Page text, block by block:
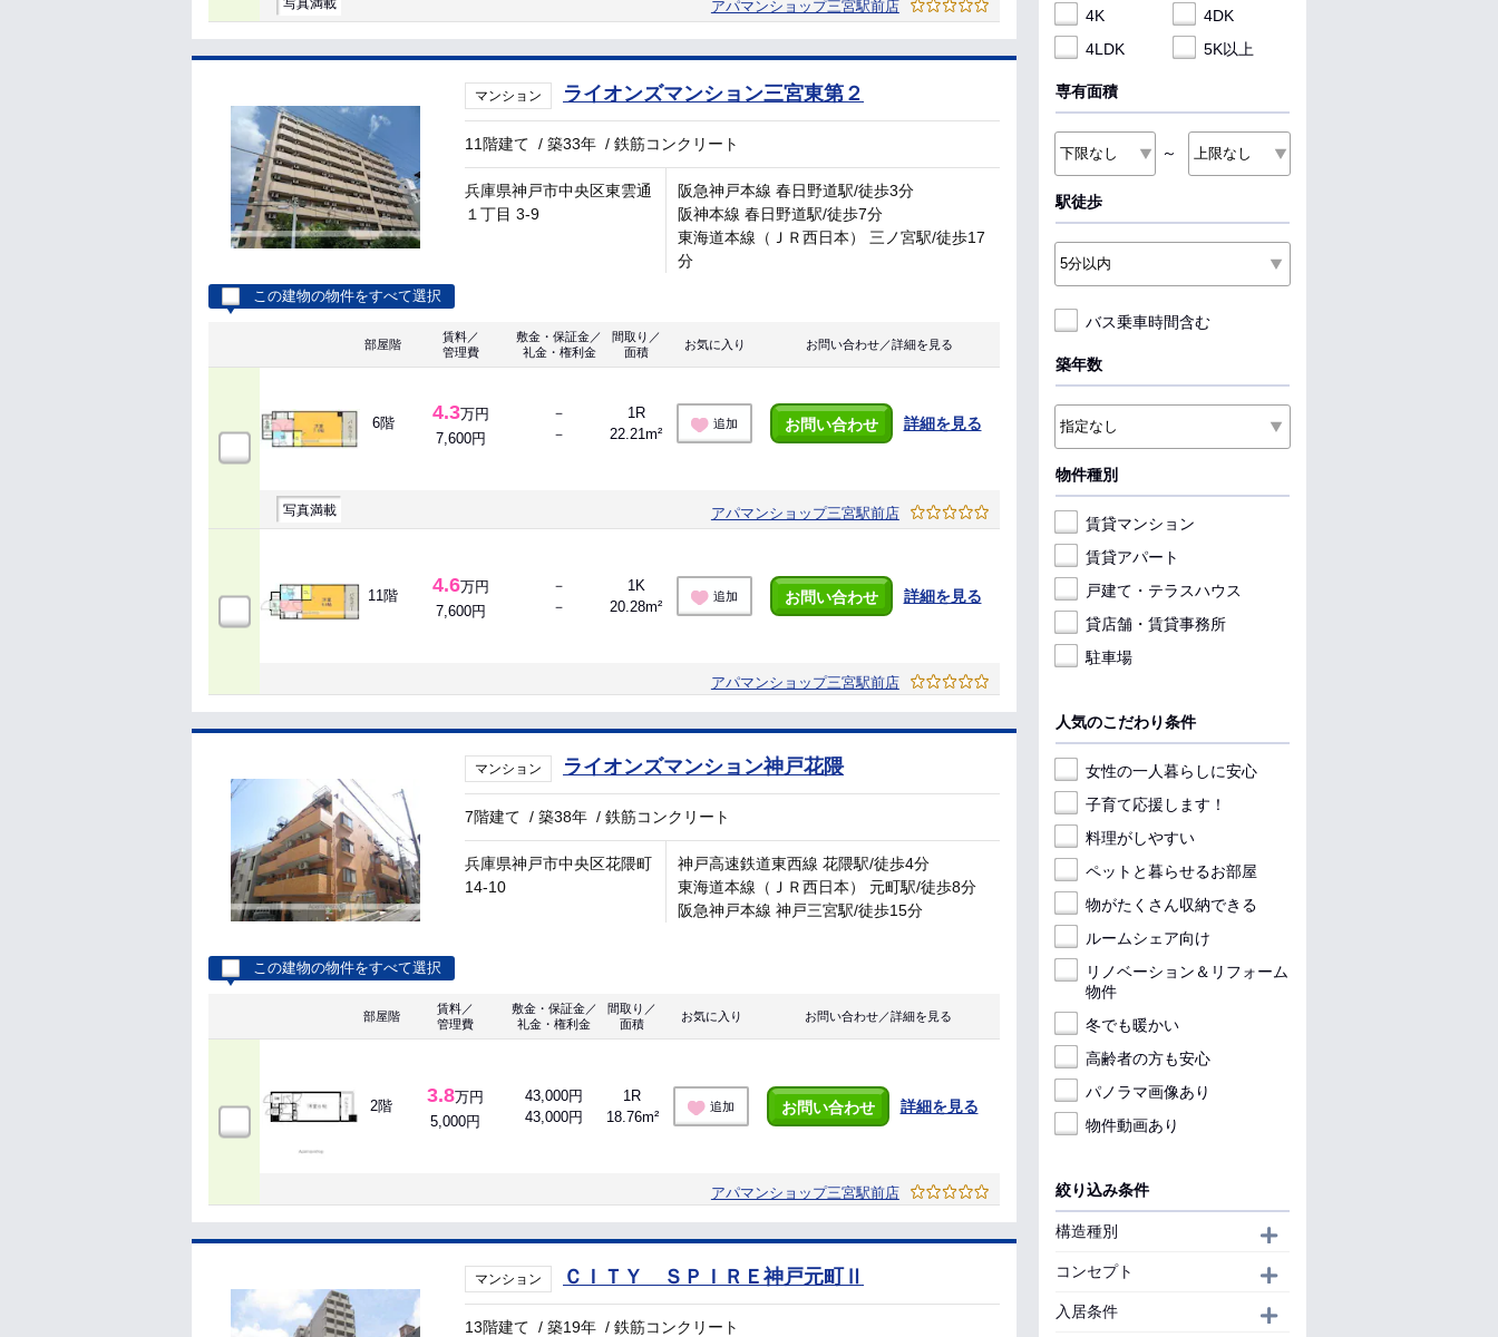
写真満載 アパマンショップ三宮駅前店
マンション ライオンズマンション三宮東第２
11階建て /築33年 /鉄筋コンクリート
兵庫県神戸市中央区東雲通
１丁目 3-9
阪急神戸本線 春日野道駅/徒歩3分
阪神本線 春日野道駅/徒歩7分
東海道本線（ＪＲ西日本） 三ノ宮駅/徒歩17
分
この建物の物件をすべて選択
部屋階
賃料／
管理費
敷金・保証金／
礼金・権利金
間取り／
面積
お気に入り お問い合わせ／詳細を見る
6階 4.3万円
7,600円
－
－
1R
22.21m²
追加 お問い合わせ 詳細を見る
写真満載 アパマンショップ三宮駅前店
11階 4.6万円
7,600円
－
－
1K
20.28m²
追加 お問い合わせ 詳細を見る
アパマンショップ三宮駅前店
マンション ライオンズマンション神戸花隈
7階建て /築38年 /鉄筋コンクリート
兵庫県神戸市中央区花隈町
14-10
神戸高速鉄道東西線 花隈駅/徒歩4分
東海道本線（ＪＲ西日本） 元町駅/徒歩8分
阪急神戸本線 神戸三宮駅/徒歩15分
この建物の物件をすべて選択
部屋階
賃料／
管理費
敷金・保証金／
礼金・権利金
間取り／
面積
お気に入り お問い合わせ／詳細を見る
2階 3.8万円
5,000円
43,000円
43,000円
1R
18.76m²
追加 お問い合わせ 詳細を見る
アパマンショップ三宮駅前店
マンション ＣＩＴＹ ＳＰＩＲＥ神戸元町Ⅱ
13階建て /築19年 /鉄筋コンクリート
4K
4DK
4LDK
5K以上
専有面積
～
駅徒歩
バス乗車時間含む
築年数
物件種別
賃貸マンション
賃貸アパート
戸建て・テラスハウス
貸店舗・賃貸事務所
駐車場
人気のこだわり条件
女性の一人暮らしに安心
子育て応援します！
料理がしやすい
ペットと暮らせるお部屋
物がたくさん収納できる
ルームシェア向け
リノベーション＆リフォーム
物件
冬でも暖かい
高齢者の方も安心
パノラマ画像あり
物件動画あり
絞り込み条件
構造種別
コンセプト
入居条件